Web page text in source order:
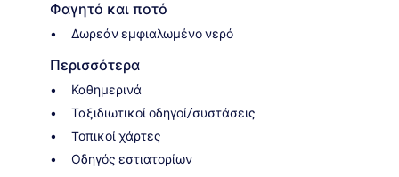
Φαγητό και ποτό
Δωρεάν εμφιαλωμένο νερό
Περισσότερα
Καθημερινά
Ταξιδιωτικοί οδηγοί/συστάσεις
Τοπικοί χάρτες
Οδηγός εστιατορίων